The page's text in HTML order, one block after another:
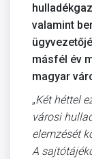
valamint
másfél év
magyar
„Két héttel
városi
elemzését
A